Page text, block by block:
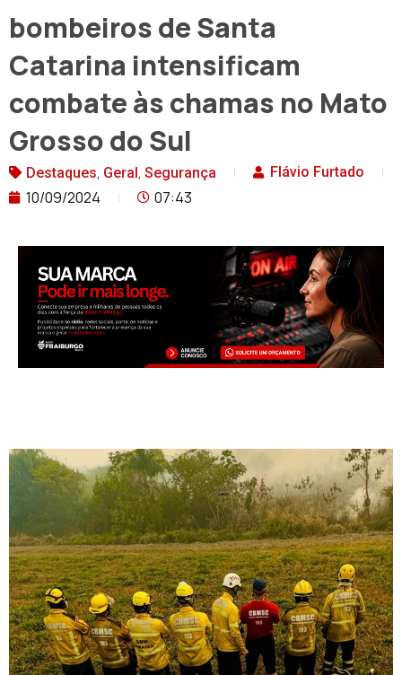
bombeiros de Santa
Catarina intensificam
combate às chamas no Mato
Grosso do Sul
Destaques, Geral , Segurança Flávio Furtado
10/09/2024 07:43